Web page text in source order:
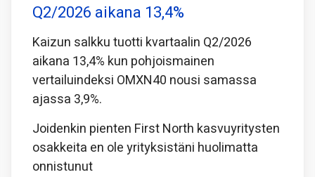
Q2/2026 aikana 13,4%
Kaizun salkku tuotti kvartaalin Q2/2026
aikana 13,4% kun pohjoismainen
vertailuindeksi OMXN40 nousi samassa
ajassa 3,9%.
Joidenkin pienten First North kasvuyritysten
osakkeita en ole yrityksistäni huolimatta
onnistunut